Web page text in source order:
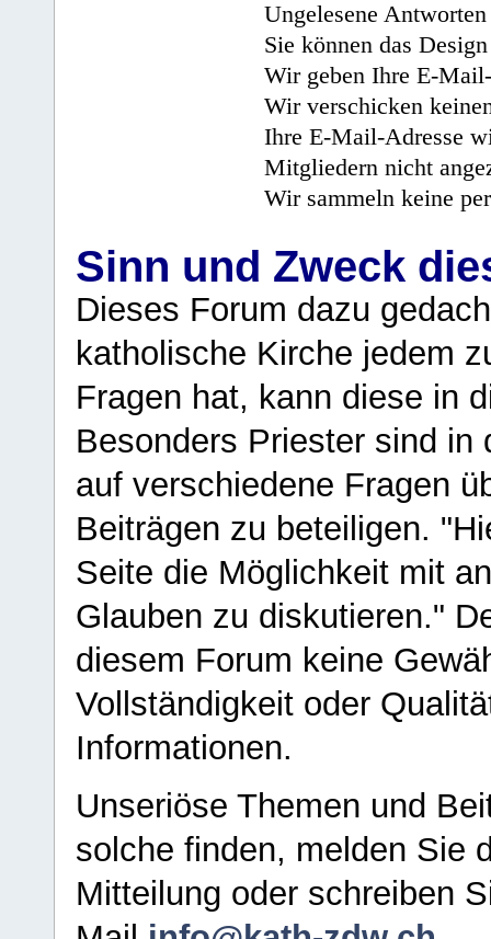
Ungelesene
Sie können das
Wir geben Ihre E-
Wir verschicken
Ihre E-Mail-Adresse
Mitgliedern nicht
Wir sammeln keine
Sinn und Zweck
Dieses Forum dazu
katholische Kirche jedem
Fragen hat, kann diese in
Besonders Priester sind in
auf verschiedene Fragen
Beiträgen zu beteiligen.
Seite die Möglichkeit mit
Glauben zu diskutieren."
diesem Forum keine
Vollständigkeit oder
Informationen.
Unseriöse Themen und
solche finden, melden Sie
Mitteilung oder schreiben